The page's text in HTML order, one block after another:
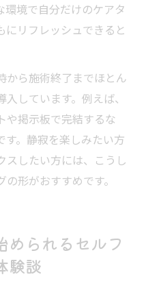
環境で自分だけのケアタ
にリフレッシュできると
から施術終了までほとん
しています。例えば、
や掲示板で完結するな
す。静寂を楽しみたい方
スしたい方には、こうし
形がおすすめです。
められるセルフ
験談